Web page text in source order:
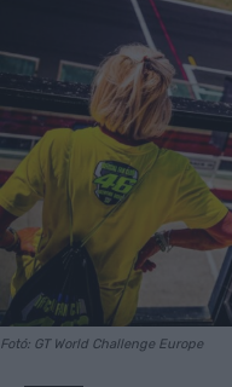
Fotó: GT World Challenge Europe